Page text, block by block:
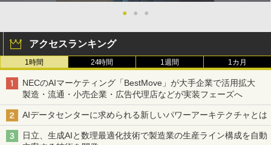
●
● ●
アクセスランキング
1時間 24時間 1週間 1カ月
NECのAIマーケティング「BestMove」が大手企業で活用拡大
製造・流通・小売企業・広告代理店などが実装フェーズへ
AIデータセンターに求められる新しいパワーアーキテクチャとは
日立、生成AIと数理最適化技術で製造業の生産ライン構成を自動